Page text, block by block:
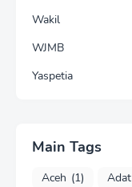
Wakil
WJMB
Yaspetia
Main Tags
Aceh (1) Adat